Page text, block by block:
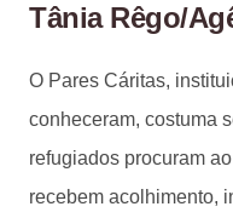
Tânia Rêgo/
O Pares Cáritas,
conheceram, costuma
refugiados procuram
recebem acolhimento,